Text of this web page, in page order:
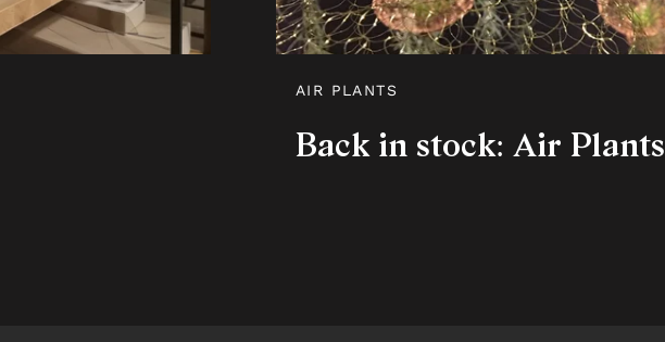
AIR PLANTS
Back in stock: Air Plants